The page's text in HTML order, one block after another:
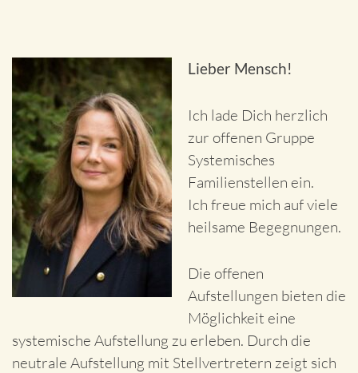
Lieber Mensch!
Ich lade Dich herzlich
zur offenen Gruppe
Systemisches
Familienstellen ein.
Ich freue mich auf viele
heilsame Begegnungen.
Die offenen
Aufstellungen bieten die
Möglichkeit eine
systemische Aufstellung zu erleben. Durch die
neutrale Aufstellung mit Stellvertretern zeigt sich